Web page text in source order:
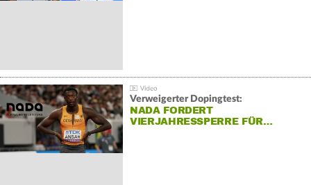
Verweigerter Dopingtest:
NADA FORDERT
VIERJAHRESSPERRE FÜR…